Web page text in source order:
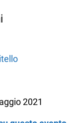
2021